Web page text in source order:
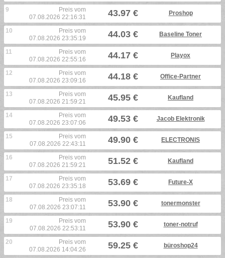
9
Preis vom
07.08.2026 22:16:31
43.97 € Proshop
10
Preis vom
07.08.2026 23:35:19
44.03 € Baseline Toner
11
Preis vom
07.08.2026 22:55:16
44.17 € Playox
12
Preis vom
07.08.2026 23:09:16
44.18 € Office-Partner
13
Preis vom
07.08.2026 21:59:21
45.95 € Kaufland
14
Preis vom
07.08.2026 23:07:06
49.53 € Jacob Elektronik
15
Preis vom
07.08.2026 22:43:11
49.90 € ELECTRONIS
16
Preis vom
07.08.2026 21:59:21
51.52 € Kaufland
17
Preis vom
07.08.2026 23:35:18
53.69 € Future-X
18
Preis vom
07.08.2026 23:07:11
53.90 € tonermonster
19
Preis vom
07.08.2026 22:53:11
53.90 € toner-notruf
20
Preis vom
07.08.2026 14:04:26
59.25 € büroshop24